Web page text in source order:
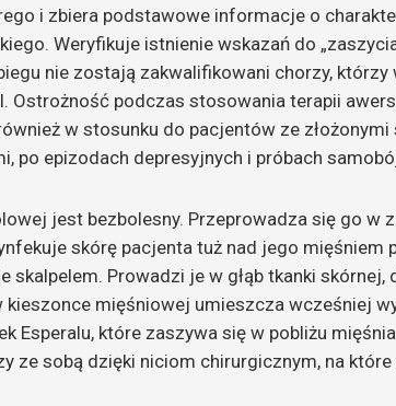
i zbiera podstawowe informacje o
Weryfikuje istnienie wskazań do
nie zostają zakwalifikowani chorzy, którzy
Ostrożność podczas stosowania terapii
w stosunku do pacjentów ze
po epizodach depresyjnych i próbach
jest bezbolesny. Przeprowadza się go w
skórę pacjenta tuż nad jego mięśniem
skalpelem. Prowadzi je w głąb tkanki skórnej,
mięśniowej umieszcza wcześniej
Esperalu, które zaszywa się w pobliżu mięśnia
ze sobą dzięki niciom chirurgicznym, na które